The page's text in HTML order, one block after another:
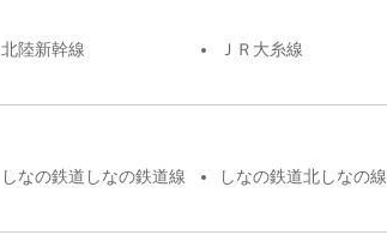
北陸新幹線
ＪＲ大糸線
しなの鉄道しなの鉄道線
しなの鉄道北しなの線